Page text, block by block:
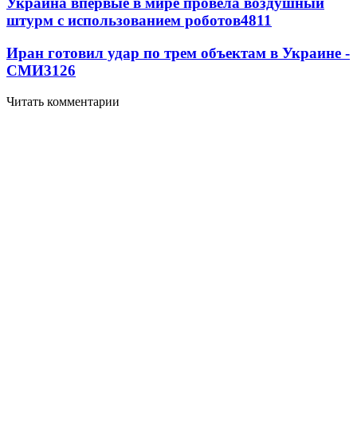
штурм с использованием роботов4811
Иран готовил удар по трем объектам в Украине -
СМИ3126
Читать комментарии